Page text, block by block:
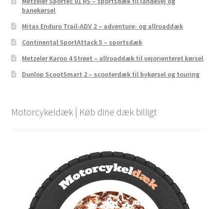
banekørsel
Mitas Enduro Trail-ADV 2 – adventure- og allroaddæk
Continental SportAttack 5 – sportsdæk
Metzeler Karoo 4 Street – allroaddæk til vejorienteret kørsel
Dunlop ScootSmart 2 – scooterdæk til bykørsel og touring
Motorcykeldæk | Køb dine dæk billigt